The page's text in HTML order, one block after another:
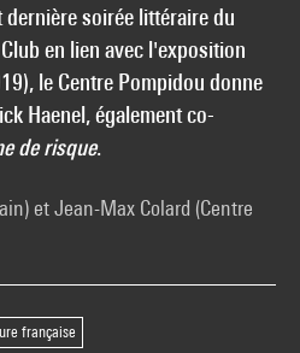
soirée littéraire du
en lien avec l'exposition
le Centre Pompidou donne
Haenel, également co-
de risque.
et Jean-Max Colard (Centre
française